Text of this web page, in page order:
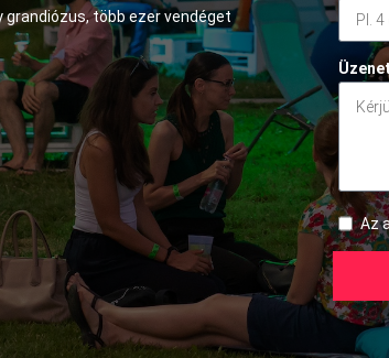
grandiózus, több ezer vendéget
Az